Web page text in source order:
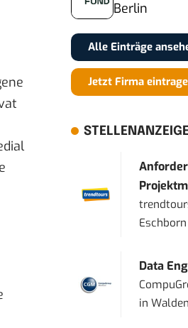
Berlin
Alle Einträge
Jetzt Firma
Eschborn
Data
in